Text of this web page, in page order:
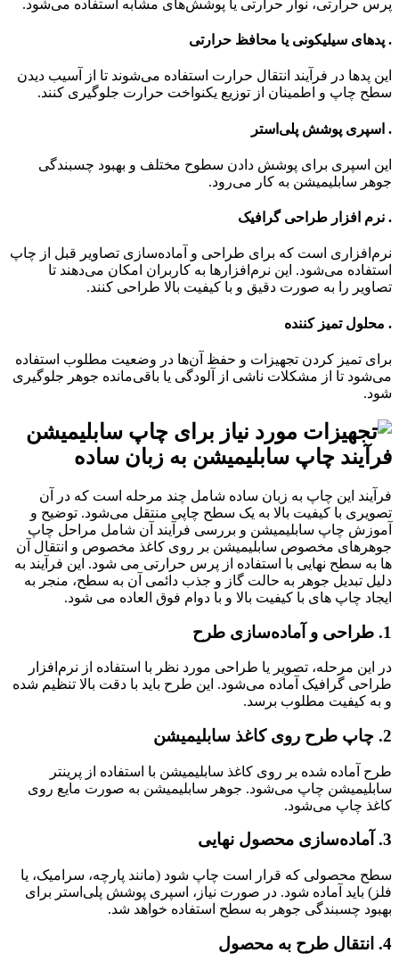
پرس حرارتی، نوار حرارتی یا پوشش‌های مشابه استفاده می‌شود.
. پدهای سیلیکونی یا محافظ حرارتی
این پدها در فرآیند انتقال حرارت استفاده می‌شوند تا از آسیب دیدن
سطح چاپ و اطمینان از توزیع یکنواخت حرارت جلوگیری کنند.
. اسپری پوشش پلی‌استر
این اسپری برای پوشش دادن سطوح مختلف و بهبود چسبندگی
جوهر سابلیمیشن به کار می‌رود.
. نرم افزار طراحی گرافیک
نرم‌افزاری است که برای طراحی و آماده‌سازی تصاویر قبل از چاپ
استفاده می‌شود. این نرم‌افزارها به کاربران امکان می‌دهند تا
تصاویر را به صورت دقیق و با کیفیت بالا طراحی کنند.
. محلول تمیز کننده
برای تمیز کردن تجهیزات و حفظ آن‌ها در وضعیت مطلوب استفاده
می‌شود تا از مشکلات ناشی از آلودگی یا باقی‌مانده جوهر جلوگیری
شود.
فرآیند چاپ سابلیمیشن به زبان ساده
فرآیند این چاپ به زبان ساده شامل چند مرحله است که در آن
تصویری با کیفیت بالا به یک سطح چاپی منتقل می‌شود. توضیح و
آموزش چاپ سابلیمیشن و بررسی فرآیند آن شامل مراحل چاپ
جوهرهای مخصوص سابلیمیشن بر روی کاغذ مخصوص و انتقال آن
ها به سطح نهایی با استفاده از پرس حرارتی می شود. این فرآیند به
دلیل تبدیل جوهر به حالت گاز و جذب دائمی آن به سطح، منجر به
ایجاد چاپ های با کیفیت بالا و با دوام فوق العاده می شود.
1. طراحی و آماده‌سازی طرح
در این مرحله، تصویر یا طراحی مورد نظر با استفاده از نرم‌افزار
طراحی گرافیک آماده می‌شود. این طرح باید با دقت بالا تنظیم شده
و به کیفیت مطلوب برسد.
2. چاپ طرح روی کاغذ سابلیمیشن
طرح آماده شده بر روی کاغذ سابلیمیشن با استفاده از پرینتر
سابلیمیشن چاپ می‌شود. جوهر سابلیمیشن به صورت مایع روی
کاغذ چاپ می‌شود.
3. آماده‌سازی محصول نهایی
سطح محصولی که قرار است چاپ شود (مانند پارچه، سرامیک، یا
فلز) باید آماده شود. در صورت نیاز، اسپری پوشش پلی‌استر برای
بهبود چسبندگی جوهر به سطح استفاده خواهد شد.
4. انتقال طرح به محصول